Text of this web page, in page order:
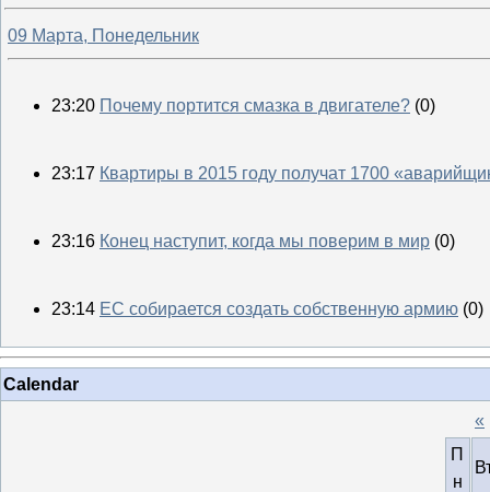
09 Марта, Понедельник
23:20 Почему портится смазка в двигателе? (0)
23:17 Квартиры в 2015 году получат 1700
23:16 Конец наступит, когда мы поверим в мир (0)
23:14 ЕC собирается создать собственную армию (0)
Calendar
«
П
н